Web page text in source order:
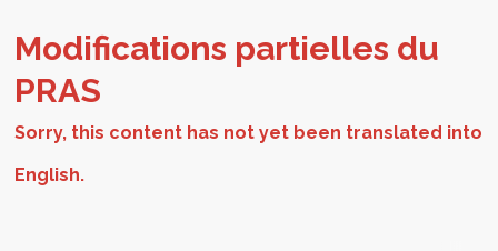
Mod­i­fi­ca­tions par­tielles du
PRAS